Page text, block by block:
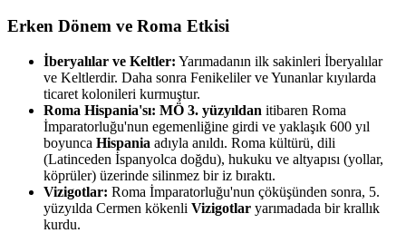
Erken Dönem ve Roma Etkisi
İberyalılar ve Keltler: Yarımadanın ilk sakinleri İberyalılar
ve Keltlerdir. Daha sonra Fenikeliler ve Yunanlar kıyılarda
ticaret kolonileri kurmuştur.
Roma Hispania'sı: MÖ 3. yüzyıldan itibaren Roma
İmparatorluğu'nun egemenliğine girdi ve yaklaşık 600 yıl
boyunca Hispania adıyla anıldı. Roma kültürü, dili
(Latinceden İspanyolca doğdu), hukuku ve altyapısı (yollar,
köprüler) üzerinde silinmez bir iz bıraktı.
Vizigotlar: Roma İmparatorluğu'nun çöküşünden sonra, 5.
yüzyılda Cermen kökenli Vizigotlar yarımadada bir krallık
kurdu.